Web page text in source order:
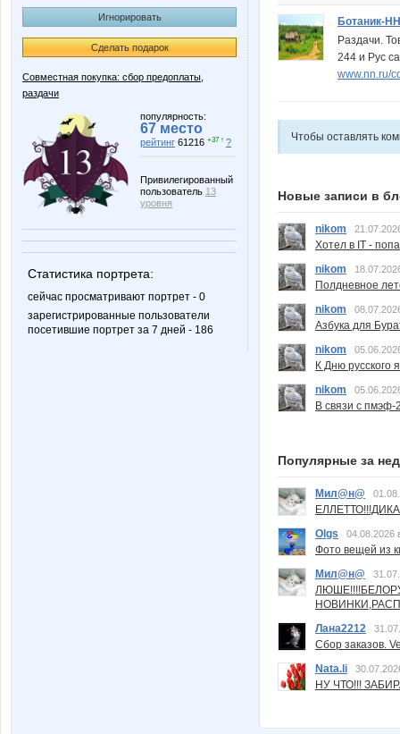
Игнорировать
Сделать подарок
Совместная покупка: сбор предоплаты,
раздачи
популярность:
67 место
рейтинг 61216 +37 ↑ ?
Привилегированный
пользователь 13
уровня
Статистика портрета:
сейчас просматривают портрет - 0
зарегистрированные пользователи
посетившие портрет за 7 дней - 186
Ботаник-НН
Раздачи.
244 и Рус
www.nn.ru/
Чтобы оставлять
Новые записи в
nikom
Хотел в IT -
nikom
Полдневное
nikom
Азбука для
nikom
К Дню русского
nikom
В связи с пмэф-
Популярные за
Мил@н@
Olgs
04.08.2026
Фото вещей из
Мил@н@
Лана2212
Сбор заказов.
Nata.li
НУ ЧТО!!!